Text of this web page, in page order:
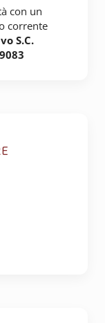
con un
corrente
S.C.